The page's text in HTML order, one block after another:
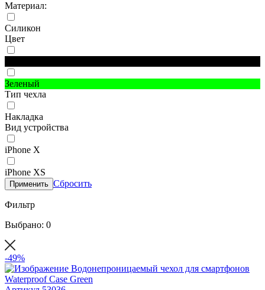
Материал:
Силикон
Цвет
Зеленый
Тип чехла
Накладка
Вид устройства
iPhone X
iPhone XS
Применить Сбросить
Фильтр
Выбрано: 0
-49%